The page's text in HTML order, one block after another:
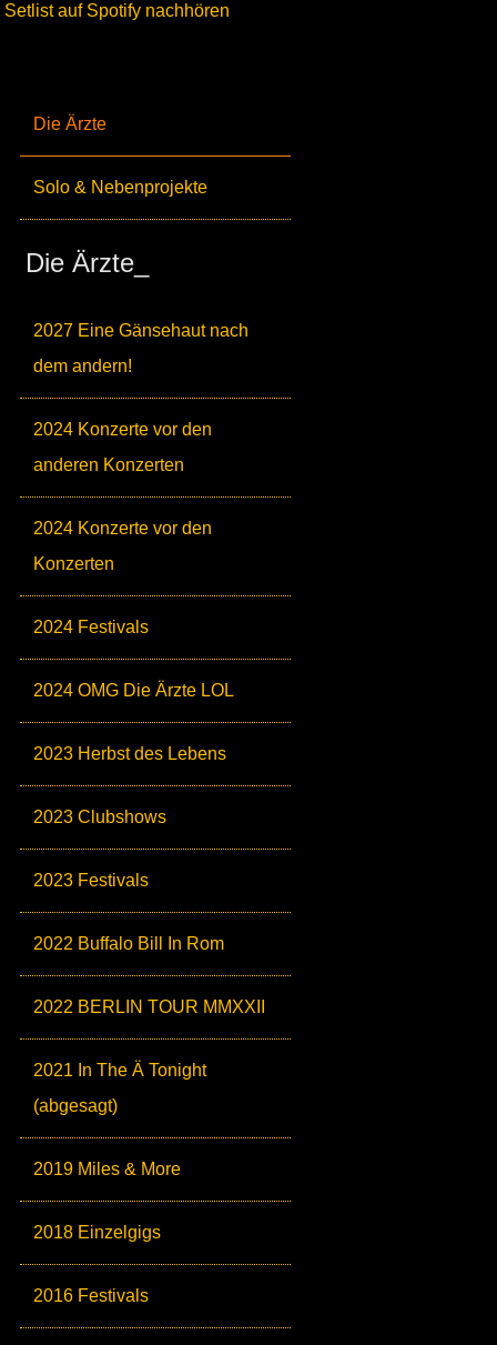
Die Ärzte
Solo & Nebenprojekte
Die Ärzte_
2027 Eine Gänsehaut nach
dem andern!
2024 Konzerte vor den
anderen Konzerten
2024 Konzerte vor den
Konzerten
2024 Festivals
2024 OMG Die Ärzte LOL
2023 Herbst des Lebens
2023 Clubshows
2023 Festivals
2022 Buffalo Bill In Rom
2022 BERLIN TOUR MMXXII
2021 In The Ä Tonight
(abgesagt)
2019 Miles & More
2018 Einzelgigs
2016 Festivals
Setlist auf Spotify nachhören